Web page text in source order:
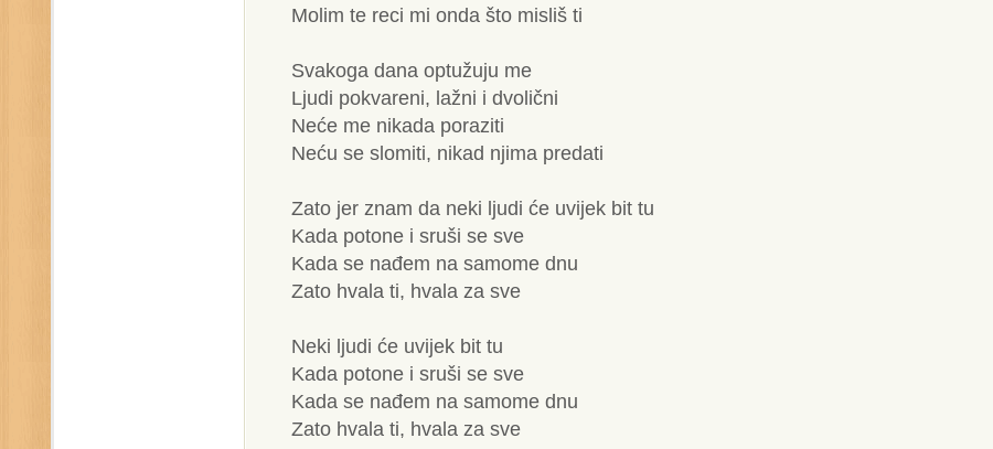
Molim te reci mi onda što misliš ti
Svakoga dana optužuju me
Ljudi pokvareni, lažni i dvolični
Neće me nikada poraziti
Neću se slomiti, nikad njima predati
Zato jer znam da neki ljudi će uvijek bit tu
Kada potone i sruši se sve
Kada se nađem na samome dnu
Zato hvala ti, hvala za sve
Neki ljudi će uvijek bit tu
Kada potone i sruši se sve
Kada se nađem na samome dnu
Zato hvala ti, hvala za sve